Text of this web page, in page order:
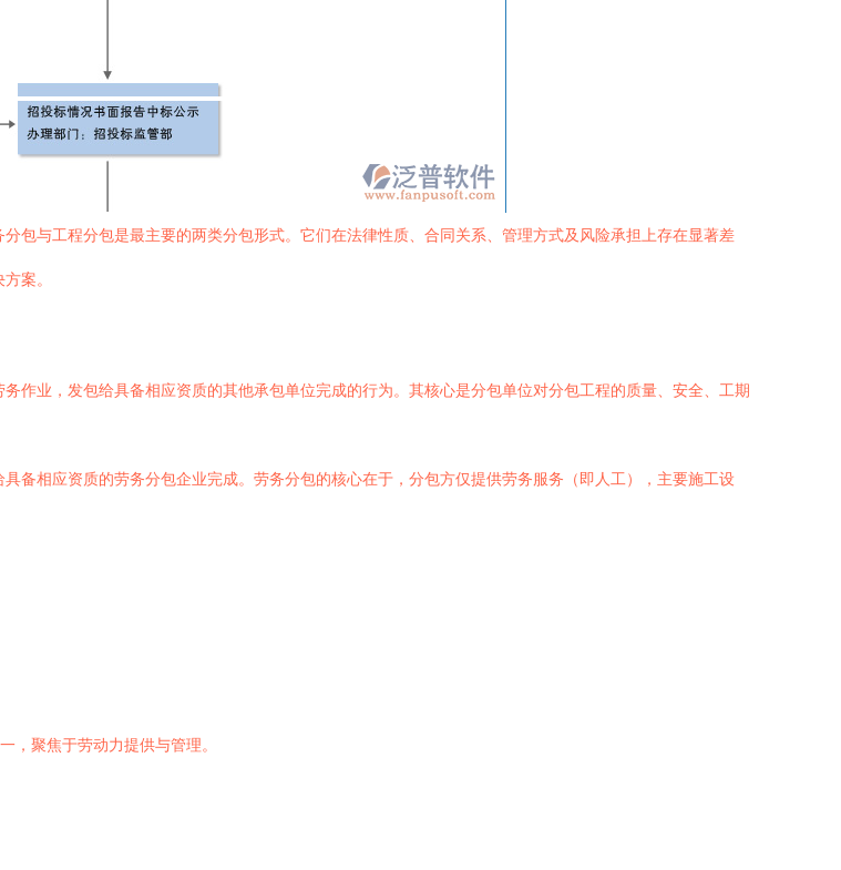
包与工程分包是最主要的两类分包形式。它们在法律性质、合同关系、管理方式及风险承担上存在显著差
案。
作业，发包给具备相应资质的其他承包单位完成的行为。其核心是分包单位对分包工程的质量、安全、工期
备相应资质的劳务分包企业完成。劳务分包的核心在于，分包方仅提供劳务服务（即人工），主要施工设
，聚焦于劳动力提供与管理。